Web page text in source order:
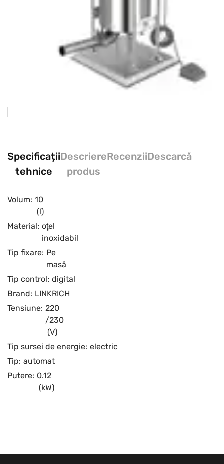
Specificații
tehnice
Descriere
produs
RecenziiDescarcă
Volum: 10
(l)
Material: oţel
inoxidabil
Tip fixare: Pe
masă
Tip control: digital
Brand: LINKRICH
Tensiune: 220
/230
(V)
Tip sursei de energie: electric
Tip: automat
Putere: 0.12
(kW)